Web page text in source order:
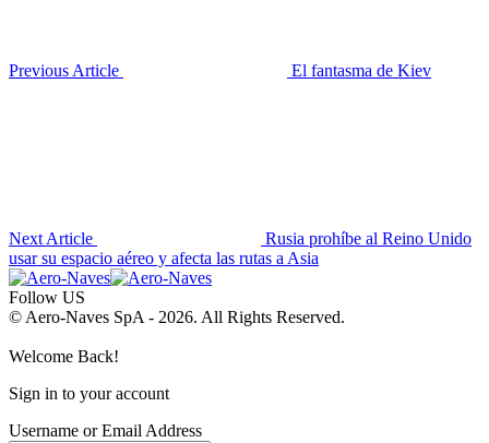
Previous Article El fantasma de Kiev
Next Article
Rusia prohíbe al Reino Unido
usar su espacio aéreo y afecta las rutas a Asia
Follow US
© Aero-Naves SpA - 2026. All Rights Reserved.
Welcome Back!
Sign in to your account
Username or Email Address